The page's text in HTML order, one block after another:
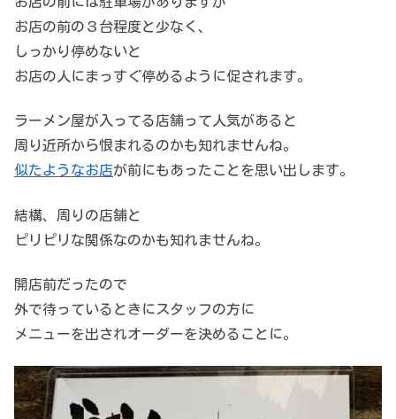
お店の前の３台程度と少なく、
しっかり停めないと
お店の人にまっすぐ停めるように促されます。
ラーメン屋が入ってる店舗って人気があると
周り近所から恨まれるのかも知れませんね。
似たようなお店が前にもあったことを思い出します。
結構、周りの店舗と
ピリピリな関係なのかも知れませんね。
開店前だったので
外で待っているときにスタッフの方に
メニューを出されオーダーを決めることに。